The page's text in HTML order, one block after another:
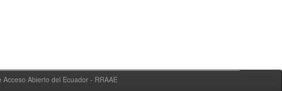
Abierto del Ecuador - RRAAE